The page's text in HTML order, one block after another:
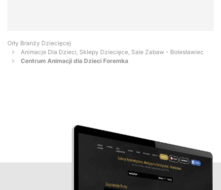
Orły Branży Dziecięcej
Animacje Dla Dzieci, Sklepy Dziecięce, Sale Zabaw - Bolesławiec
Centrum Animacji dla Dzieci Foremka